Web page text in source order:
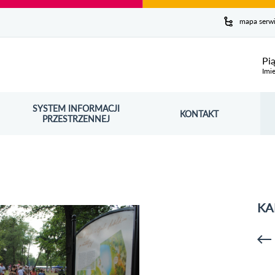
mapa
SYSTEM INFORMACJI
PRZESTRZENNEJ
OTWORZY SIĘ W NOWYM OKNIE KONTAKT